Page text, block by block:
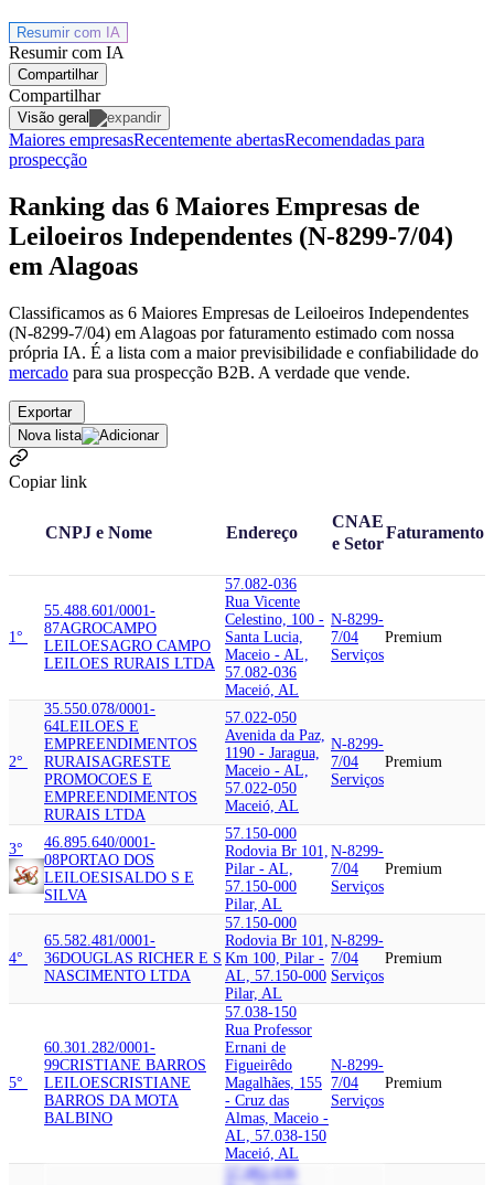
Resumir com IA
Resumir com IA
Compartilhar
Compartilhar
Visão geral
Maiores empresasRecentemente abertasRecomendadas para
prospecção
Ranking das 6 Maiores Empresas de
Leiloeiros Independentes (N-8299-7/04)
em Alagoas
Classificamos as 6 Maiores Empresas de Leiloeiros Independentes
(N-8299-7/04) em Alagoas por faturamento estimado com nossa
própria IA. É a lista com a maior previsibilidade e confiabilidade do
mercado para sua prospecção B2B. A verdade que vende.
Exportar
Nova lista
Copiar link
CNPJ e Nome Endereço
CNAE
e Setor
Faturamento
1°
55.488.601/0001-
87AGROCAMPO
LEILOESAGRO CAMPO
LEILOES RURAIS LTDA
57.082-036
Rua Vicente
Celestino, 100 -
Santa Lucia,
Maceio - AL,
57.082-036
Maceió, AL
N-8299-
7/04
Serviços
Premium
2°
35.550.078/0001-
64LEILOES E
EMPREENDIMENTOS
RURAISAGRESTE
PROMOCOES E
EMPREENDIMENTOS
RURAIS LTDA
57.022-050
Avenida da Paz,
1190 - Jaragua,
Maceio - AL,
57.022-050
Maceió, AL
N-8299-
7/04
Serviços
Premium
3°
46.895.640/0001-
08PORTAO DOS
LEILOESISALDO S E
SILVA
57.150-000
Rodovia Br 101,
Pilar - AL,
57.150-000
Pilar, AL
N-8299-
7/04
Serviços
Premium
4°
65.582.481/0001-
36DOUGLAS RICHER E S
NASCIMENTO LTDA
57.150-000
Rodovia Br 101,
Km 100, Pilar -
AL, 57.150-000
Pilar, AL
N-8299-
7/04
Serviços
Premium
5°
60.301.282/0001-
99CRISTIANE BARROS
LEILOESCRISTIANE
BARROS DA MOTA
BALBINO
57.038-150
Rua Professor
Ernani de
Figueirêdo
Magalhães, 155
- Cruz das
Almas, Maceio -
AL, 57.038-150
Maceió, AL
N-8299-
7/04
Serviços
Premium
57.082-036